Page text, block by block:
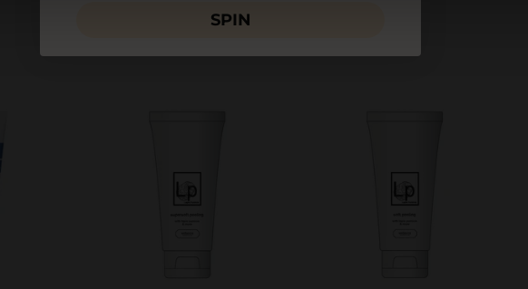
Aanbevolen producten
SPIN